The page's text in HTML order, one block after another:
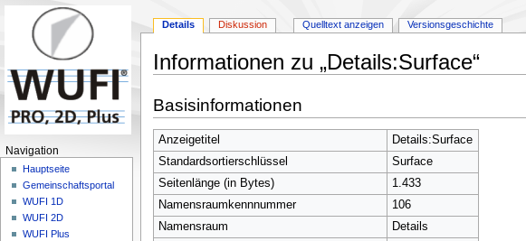
Informationen zu „Details:Surface“
Navigation
springen
Suche
springen
Basisinformationen
Anzeigetitel
Details:Surface
Standardsortierschlüssel
Surface
Seitenlänge (in Bytes)
1.433
Namensraumkennnummer
106
Namensraum
Details
N
Details Diskussion Quelltext anzeigen Versionsgeschichte
Navigation
Hauptseite
Gemeinschafts­portal
WUFI 1D
WUFI 2D
WUFI Plus